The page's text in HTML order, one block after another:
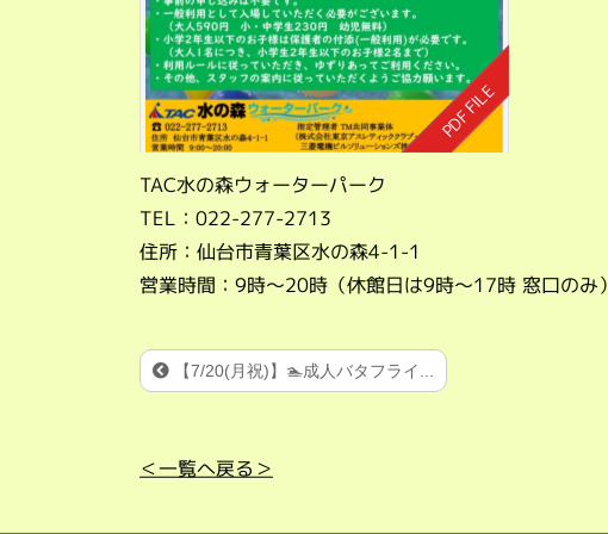
TAC水の森ウォーターパーク
TEL：022-277-2713
住所：仙台市青葉区水の森4-1-1
営業時間：9時～20時（休館日は9時～17時 窓口のみ）
【7/20(月祝)】🏊成人バタフライ...
＜一覧へ戻る＞